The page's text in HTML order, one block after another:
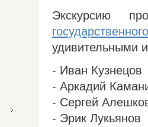
Экскурсию
удивительными
- Иван Кузнецов
- Аркадий
- Сергей
- Эрик Лукьянов